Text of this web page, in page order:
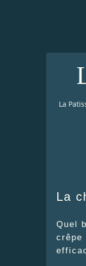
La
La
Quel